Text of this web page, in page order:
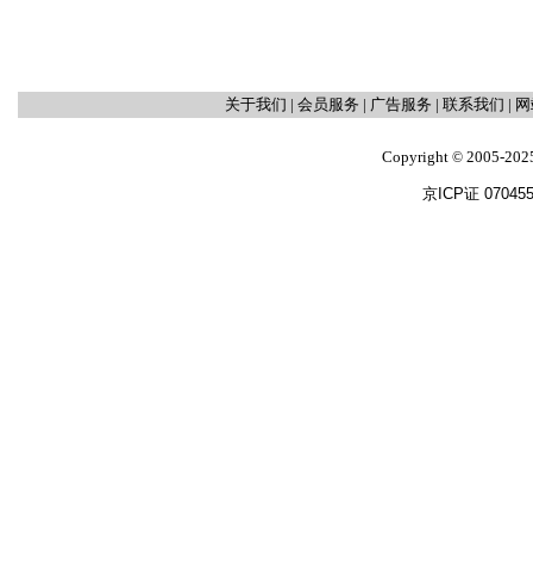
关于我们 | 会员服务 | 广告服务 | 联系我们 |
Copyright © 2005-
京ICP证